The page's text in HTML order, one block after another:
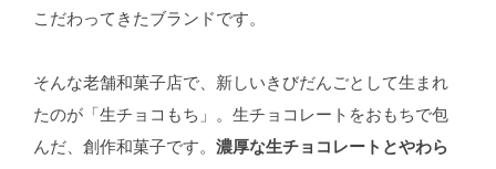
こだわってきたブランドです。
そんな老舗和菓子店で、新しいきびだんごとして生まれ
たのが「生チョコもち」。生チョコレートをおもちで包
んだ、創作和菓子です。 濃厚な生チョコレートとやわら